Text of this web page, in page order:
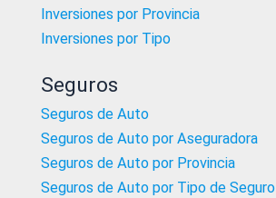
Inversiones por Provincia
Inversiones por Tipo
Seguros
Seguros de Auto
Seguros de Auto por Aseguradora
Seguros de Auto por Provincia
Seguros de Auto por Tipo de Seguro